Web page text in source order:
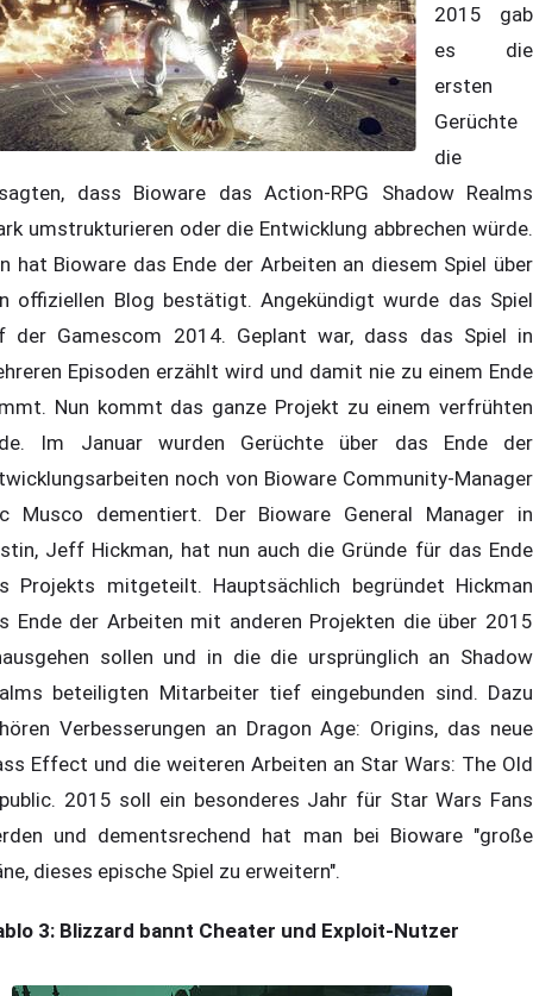
2015 gab
es die
ersten
Gerüchte
die
dass Bioware das Action-RPG Shadow Realms
umstrukturieren oder die Entwicklung abbrechen würde.
hat Bioware das Ende der Arbeiten an diesem Spiel über
offiziellen Blog bestätigt. Angekündigt wurde das Spiel
der Gamescom 2014. Geplant war, dass das Spiel in
Episoden erzählt wird und damit nie zu einem Ende
Nun kommt das ganze Projekt zu einem verfrühten
Im Januar wurden Gerüchte über das Ende der
noch von Bioware Community-Manager
Musco dementiert. Der Bioware General Manager in
Jeff Hickman, hat nun auch die Gründe für das Ende
Projekts mitgeteilt. Hauptsächlich begründet Hickman
Ende der Arbeiten mit anderen Projekten die über 2015
sollen und in die die ursprünglich an Shadow
beteiligten Mitarbeiter tief eingebunden sind. Dazu
Verbesserungen an Dragon Age: Origins, das neue
Effect und die weiteren Arbeiten an Star Wars: The Old
2015 soll ein besonderes Jahr für Star Wars Fans
und dementsrechend hat man bei Bioware "große
dieses epische Spiel zu erweitern".
3: Blizzard bannt Cheater und Exploit-Nutzer